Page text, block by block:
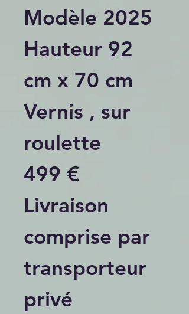
Modèle 2025
Hauteur 92
cm x 70 cm
Vernis , sur
roulette
499 €
Livraison
comprise par
transporteur
privé